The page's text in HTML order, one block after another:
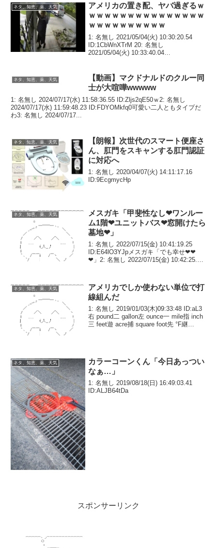
ネタ、知恵、薬、天気
アメリカの置き配、ヤバ過ぎるｗ
ｗｗｗｗｗｗｗｗｗｗｗｗｗｗｗ
ｗｗｗｗｗｗｗｗｗｗ
1: 名無し 2021/05/04(火) 10:30:20.54
ID:1CbWnXTrM 20: 名無し
2021/05/04(火) 10:33:40.04
ネタ、知恵、薬、天気
【動画】マクドナルドのクルー同
士が大喧嘩wwwww
1: 名無し 2024/07/17(水) 11:58:36.55 ID:Zljs2qE50ｗ2: 名無し
2024/07/17(水) 11:59:48.23 ID:FDYOMkfq0可愛い二人ともタイプだ
わ3: 名無し 2024/07/17...
ネタ、知恵、薬、天気
【朗報】次世代のスマート便座さ
ん、肛門をスキャンする肛門認証
に対応へ
1: 名無し 2020/04/07(火) 14:11:17.16
ID:9EcgmycHp
ネタ、知恵、薬、天気
メスガキ「甲斐性なし❤ワンルー
ム1階❤ユニットバス❤窓開けたら
墓地❤」
1: 名無し 2022/07/15(金) 10:41:19.25
ID:E64lO3YJpメスガキ「でも幸せ❤❤
❤」2: 名無し 2022/07/15(金) 10:42:25.54
ネタ、知恵、薬、天気
アメリカでしか使わない単位で打
線組んだ
1: 名無し 2019/01/03(木)09:33:48 ID:aL3
右 pound二 gallon左 ounce一 mile指 inch
三 feet遊 acre捕 square foot先 °F継
ネタ、知恵、薬、天気
カラーコーンくん「今日あっつい
なぁ…」
1: 名無し 2019/08/18(日) 16:49:03.41
ID:ALJB64tDa
スポンサーリンク